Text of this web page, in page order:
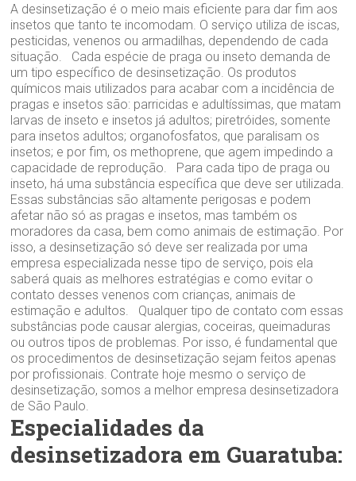
A desinsetização é o meio mais eficiente para dar fim aos
insetos que tanto te incomodam. O serviço utiliza de iscas,
pesticidas, venenos ou armadilhas, dependendo de cada
situação. Cada espécie de praga ou inseto demanda de
um tipo específico de desinsetização. Os produtos
químicos mais utilizados para acabar com a incidência de
pragas e insetos são: parricidas e adultíssimas, que matam
larvas de inseto e insetos já adultos; piretróides, somente
para insetos adultos; organofosfatos, que paralisam os
insetos; e por fim, os methoprene, que agem impedindo a
capacidade de reprodução. Para cada tipo de praga ou
inseto, há uma substância específica que deve ser utilizada.
Essas substâncias são altamente perigosas e podem
afetar não só as pragas e insetos, mas também os
moradores da casa, bem como animais de estimação. Por
isso, a desinsetização só deve ser realizada por uma
empresa especializada nesse tipo de serviço, pois ela
saberá quais as melhores estratégias e como evitar o
contato desses venenos com crianças, animais de
estimação e adultos. Qualquer tipo de contato com essas
substâncias pode causar alergias, coceiras, queimaduras
ou outros tipos de problemas. Por isso, é fundamental que
os procedimentos de desinsetização sejam feitos apenas
por profissionais. Contrate hoje mesmo o serviço de
desinsetização, somos a melhor empresa desinsetizadora
de São Paulo.
Especialidades da
desinsetizadora em Guaratuba: